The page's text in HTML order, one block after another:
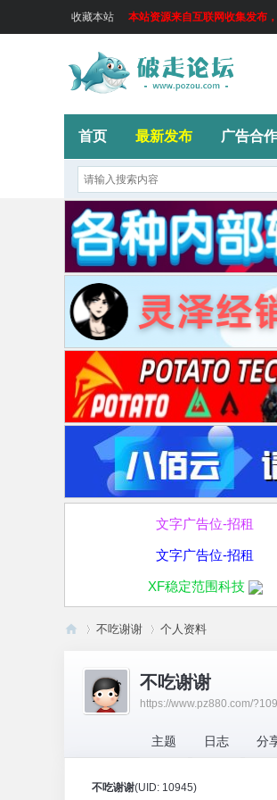
收藏本站 本站资源来自互联网收集发布
首页 最新发布 广告合作
文字广告位-招租
文字广告位-招租
XF稳定范围科技
不吃谢谢
›
个人资料
不吃谢谢
https://www.pz880.com/
主题 日志 分
不吃谢谢(UID: 10945)